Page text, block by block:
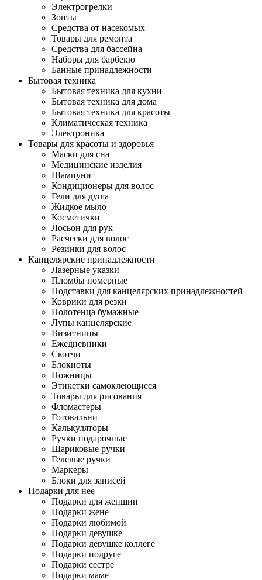
Электрогрелки
Зонты
Средства от насекомых
Товары для ремонта
Средства для бассейна
Наборы для барбекю
Банные принадлежности
Бытовая техника
Бытовая техника для кухни
Бытовая техника для дома
Бытовая техника для красоты
Климатическая техника
Электроника
Товары для красоты и здоровья
Маски для сна
Медицинские изделия
Шампуни
Кондиционеры для волос
Гели для душа
Жидкое мыло
Косметички
Лосьон для рук
Расчески для волос
Резинки для волос
Канцелярские принадлежности
Лазерные указки
Пломбы номерные
Подставки для канцелярских принадлежностей
Коврики для резки
Полотенца бумажные
Лупы канцелярские
Визитницы
Ежедневники
Скотчи
Блокноты
Ножницы
Этикетки самоклеющиеся
Товары для рисования
Фломастеры
Готовальни
Калькуляторы
Ручки подарочные
Шариковые ручки
Гелевые ручки
Маркеры
Блоки для записей
Подарки для нее
Подарки для женщин
Подарки жене
Подарки любимой
Подарки девушке
Подарки девушке коллеге
Подарки подруге
Подарки сестре
Подарки маме